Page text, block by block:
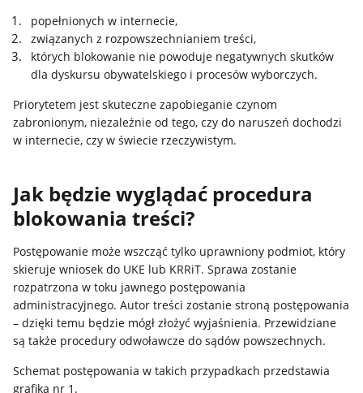
popełnionych w internecie,
związanych z rozpowszechnianiem treści,
których blokowanie nie powoduje negatywnych skutków
dla dyskursu obywatelskiego i procesów wyborczych.
Priorytetem jest skuteczne zapobieganie czynom
zabronionym, niezależnie od tego, czy do naruszeń dochodzi
w internecie, czy w świecie rzeczywistym.
Jak będzie wyglądać procedura
blokowania treści?
Postępowanie może wszcząć tylko uprawniony podmiot, który
skieruje wniosek do UKE lub KRRiT. Sprawa zostanie
rozpatrzona w toku jawnego postępowania
administracyjnego. Autor treści zostanie stroną postępowania
– dzięki temu będzie mógł złożyć wyjaśnienia. Przewidziane
są także procedury odwoławcze do sądów powszechnych.
Schemat postępowania w takich przypadkach przedstawia
grafika nr 1.